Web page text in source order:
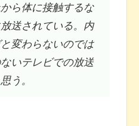
ら体に接触するな
送されている。内
変わらないのでは
いテレビでの放送
う。